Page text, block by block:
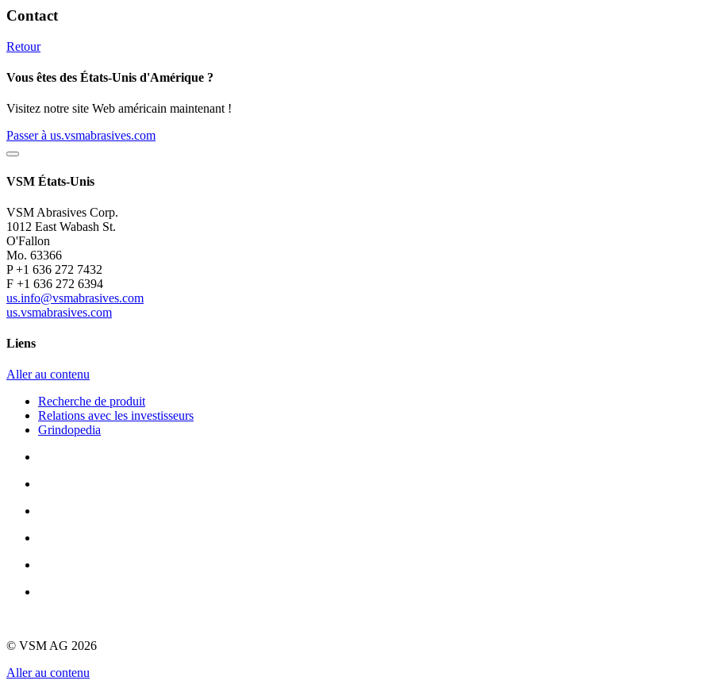
Contact
Retour
Vous êtes des États-Unis d'Amérique ?
Visitez notre site Web américain maintenant !
Passer à us.vsmabrasives.com
VSM États-Unis
VSM Abrasives Corp.
1012 East Wabash St.
O'Fallon
Mo. 63366
P +1 636 272 7432
F +1 636 272 6394
us.info@vsmabrasives.com
us.vsmabrasives.com
Liens
Aller au contenu
Recherche de produit
Relations avec les investisseurs
Grindopedia
© VSM AG 2026
Aller au contenu